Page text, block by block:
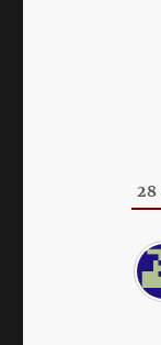
28